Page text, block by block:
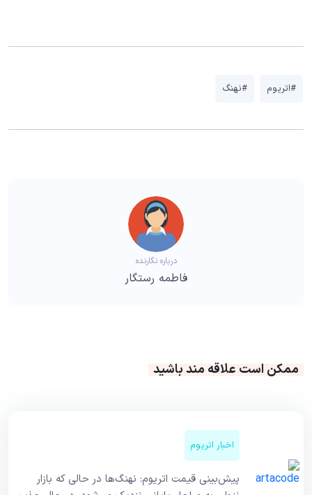
#اتریوم #نهنگ
درباره نگارنده
فاطمه رستگار
ممکن است علاقه مند باشید
اخبار اتریوم
پیش‌بینی قیمت اتریوم: نهنگ‌ها در حالی که بازار